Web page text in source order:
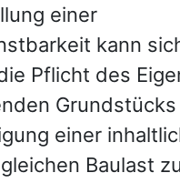
einer
kann
Pflicht des
einer
Baulast